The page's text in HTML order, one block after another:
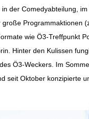
der Comedyabteilung,
Programmaktionen
wie Ö3-Treffpunkt
Hinter den Kulissen
Ö3-Weckers. Im
seit Oktober konzipierte